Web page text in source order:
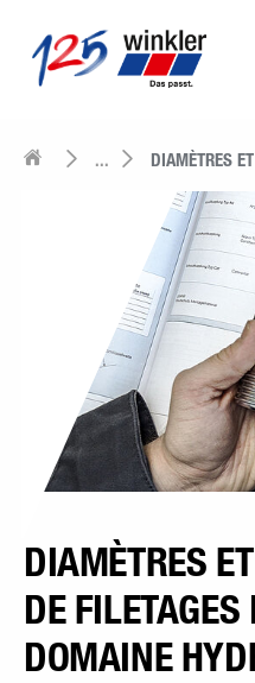
... DIAMÈTRES
DIAMÈTRES
DE
DOMAINE